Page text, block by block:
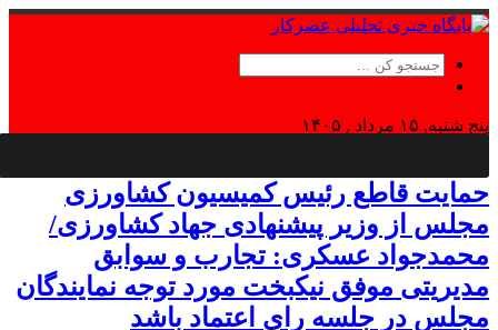
پنج شنبه, ۱۵ مرداد , ۱۴۰۵
حمایت قاطع رئیس کمیسیون کشاورزی
مجلس از وزیر پیشنهادی جهاد کشاورزی/
محمدجواد عسکری: تجارب و سوابق
مدیریتی موفق نیکبخت مورد توجه نمایندگان
مجلس در جلسه رای اعتماد باشد